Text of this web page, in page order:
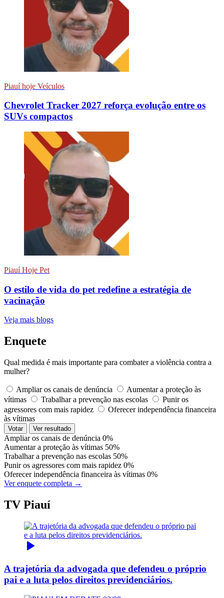
Piauí hoje Veículos
Chevrolet Tracker 2027 reforça evolução entre os
SUVs compactos
Piauí Hoje Pet
O estilo de vida do pet redefine a estratégia de
vacinação
Veja mais blogs
Enquete
Qual medida é mais importante para combater a violência contra a
mulher?
Ampliar os canais de denúncia
Aumentar a proteção às
vítimas
Trabalhar a prevenção nas escolas
Punir os
agressores com mais rapidez
Oferecer independência financeira
às vítimas
Votar Ver resultado
Ampliar os canais de denúncia 0%
Aumentar a proteção às vítimas 50%
Trabalhar a prevenção nas escolas 50%
Punir os agressores com mais rapidez 0%
Oferecer independência financeira às vítimas 0%
Ver enquete completa →
TV Piauí
A trajetória da advogada que defendeu o próprio
pai e a luta pelos direitos previdenciários.